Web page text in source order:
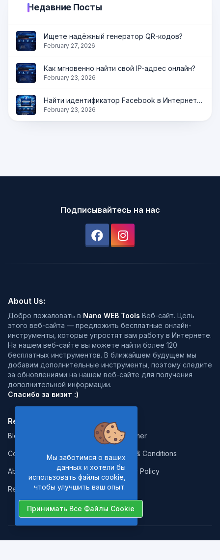
Недавние Посты
Ищете надёжный генератор QR-кодов?
February 27, 2026
Как мгновенно найти свой IP-адрес онлайн?
February 23, 2026
Найти идентификатор Facebook в Интернете | Получить идентификатор профиля, страницы и группы мгновенно
February 23, 2026
Подписывайтесь на нас
About Us:
Добро пожаловать в Nano WEB Tools Веб-сайт. Цель
этого веб-сайта — предложить бесплатные онлайн-
инструменты, которые упростят вам работу в Интернете.
На нашем веб-сайте вы можете найти более 120
бесплатных инструментов. В ближайшем будущем мы
добавим дополнительные инструменты, поэтому следите
за обновлениями на нашем веб-сайте для получения
дополнительной информации.
Спасибо за визит :)
Resources:
Blog
Contact
About Us
Report Error
Legal:
Disclaimer
Terms & Conditions
Privacy Policy
Мы заботимся о ваших
данных и хотели бы
использовать файлы cookie,
чтобы улучшить ваш опыт.
Принимать Все Файлы Cookie